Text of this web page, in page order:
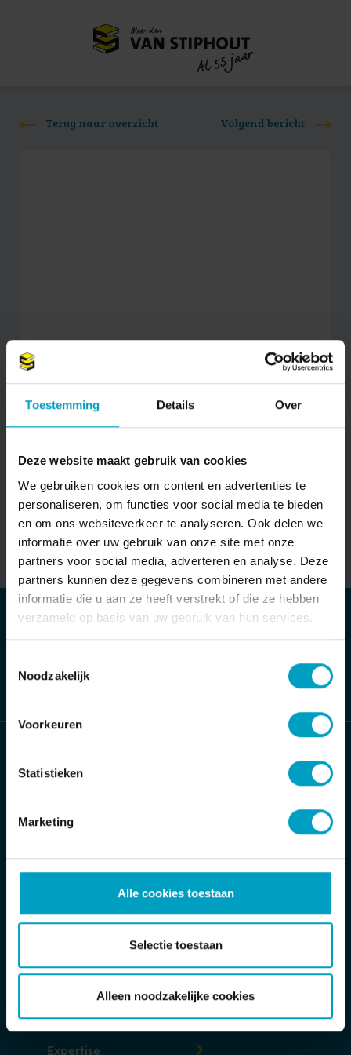
Toestemming Details Over
Deze website maakt gebruik van cookies
We gebruiken cookies om content en advertenties te
personaliseren, om functies voor social media te bieden
en om ons websiteverkeer te analyseren. Ook delen we
informatie over uw gebruik van onze site met onze
partners voor social media, adverteren en analyse. Deze
partners kunnen deze gegevens combineren met andere
informatie die u aan ze heeft verstrekt of die ze hebben
verzameld op basis van uw gebruik van hun services.
Noodzakelijk
Voorkeuren
Statistieken
Marketing
Alle cookies toestaan
Selectie toestaan
Alleen noodzakelijke cookies
Meer dan
Al 55 jaar
Terug naar overzicht Volgend bericht
Wie kan ik benaderen voor een
huurwoning?
MAIL ONS DIRECT
Stuur bericht
Projectontwikkeling
5491 DC Sint-Oedenrode
Postbus 32
5490 AA Sint-Oedenrode
T Toon telefoonnummer
info@van-stiphout.nl
Expertise